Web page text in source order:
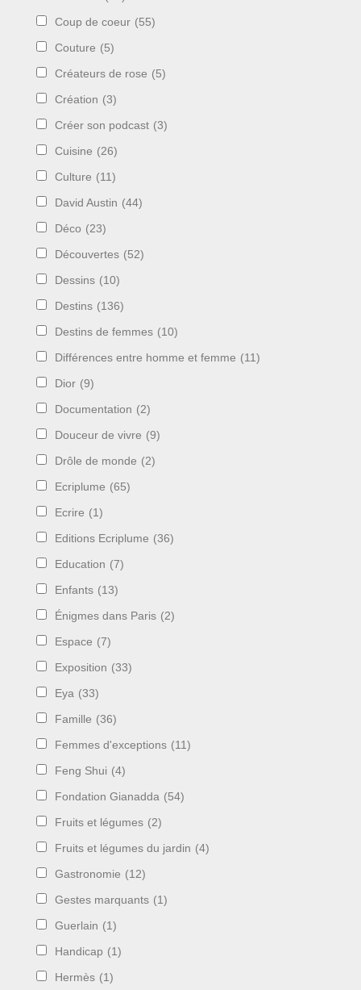
Coup de coeur (55)
Couture (5)
Créateurs de rose (5)
Création (3)
Créer son podcast (3)
Cuisine (26)
Culture (11)
David Austin (44)
Déco (23)
Découvertes (52)
Dessins (10)
Destins (136)
Destins de femmes (10)
Différences entre homme et femme (11)
Dior (9)
Documentation (2)
Douceur de vivre (9)
Drôle de monde (2)
Ecriplume (65)
Ecrire (1)
Editions Ecriplume (36)
Education (7)
Enfants (13)
Énigmes dans Paris (2)
Espace (7)
Exposition (33)
Eya (33)
Famille (36)
Femmes d'exceptions (11)
Feng Shui (4)
Fondation Gianadda (54)
Fruits et légumes (2)
Fruits et légumes du jardin (4)
Gastronomie (12)
Gestes marquants (1)
Guerlain (1)
Handicap (1)
Hermès (1)